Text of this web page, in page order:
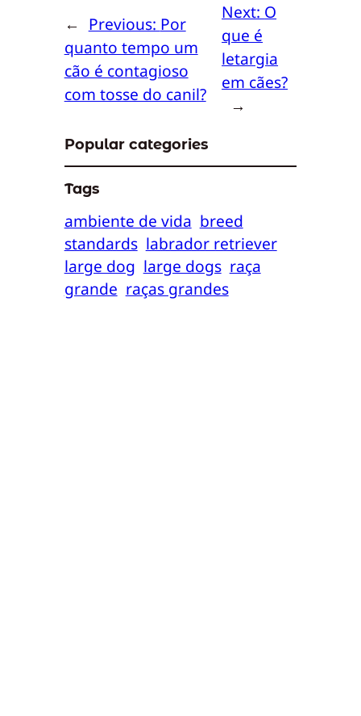
← Previous: Por
quanto tempo um
cão é contagioso
com tosse do canil?
Next: O
que é
letargia
em cães?
→
Popular categories
Tags
ambiente de vida breed
standards labrador retriever
large dog large dogs raça
grande raças grandes